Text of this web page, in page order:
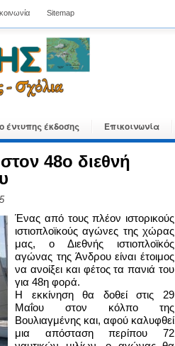
Sitemap
έντυπης έκδοσης Επικοινωνία
48ο διεθνή
Ένας από τους πλέον ιστορικούς
ιστιοπλοϊκούς αγώνες της χώρας
μας, ο Διεθνής ιστιοπλοϊκός
αγώνας της Άνδρου είναι έτοιμος
να ανοίξει και φέτος τα πανιά του
για 48η φορά.
Η εκκίνηση θα δοθεί στις 29
Μαΐου στον κόλπο της
Βουλιαγμένης και, αφού καλυφθεί
μια απόσταση περίπου 72